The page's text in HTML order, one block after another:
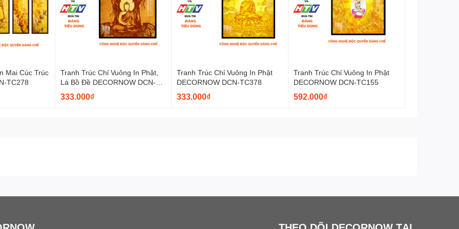
Mai Cúc Trúc
TC278
Tranh Trúc Chỉ Vuông In Phật,
Lá Bồ Đề DECORNOW DCN-
TC376
333.000₫
Tranh Trúc Chỉ Vuông In Phật
DECORNOW DCN-TC378
333.000₫
Tranh Trúc Chỉ Vuông In Phật
DECORNOW DCN-TC155
592.000₫